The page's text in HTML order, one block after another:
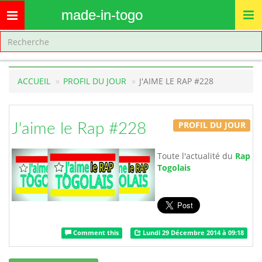
Toggle
navigation
made-in-togo
ACCUEIL PROFIL DU JOUR J'AIME LE RAP #228
J'aime le Rap #228 PROFIL DU JOUR
Toute l'actualité du Rap
Togolais
Comment this Lundi 29 Décembre 2014 à 09:18